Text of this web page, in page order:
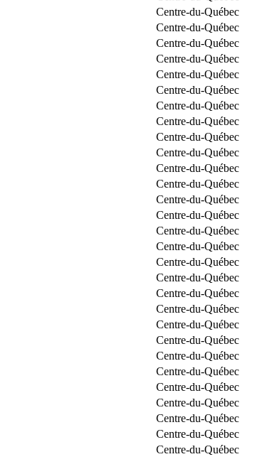
Centre-du-Québec
Centre-du-Québec
Centre-du-Québec
Centre-du-Québec
Centre-du-Québec
Centre-du-Québec
Centre-du-Québec
Centre-du-Québec
Centre-du-Québec
Centre-du-Québec
Centre-du-Québec
Centre-du-Québec
Centre-du-Québec
Centre-du-Québec
Centre-du-Québec
Centre-du-Québec
Centre-du-Québec
Centre-du-Québec
Centre-du-Québec
Centre-du-Québec
Centre-du-Québec
Centre-du-Québec
Centre-du-Québec
Centre-du-Québec
Centre-du-Québec
Centre-du-Québec
Centre-du-Québec
Centre-du-Québec
Centre-du-Québec